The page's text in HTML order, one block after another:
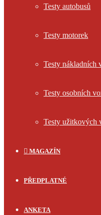
Testy autobusů
Testy motorek
Testy nákladních
Testy osobních
Testy užitkových
MAGAZÍN
PŘEDPLATNÉ
ANKETA